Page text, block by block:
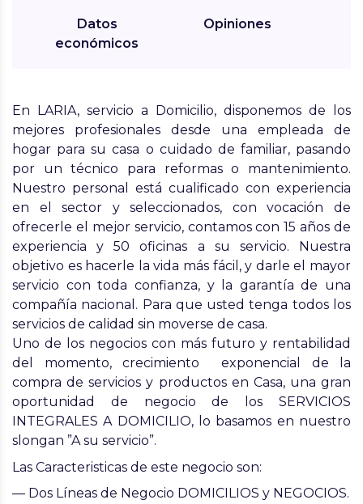
Datos
económicos
Opiniones
En LARIA, servicio a Domicilio, disponemos de los
mejores profesionales desde una empleada de
hogar para su casa o cuidado de familiar, pasando
por untécnico para reformaso mantenimiento.
Nuestro personal está cualificado con experiencia
en el sector y seleccionados, con vocación de
ofrecerle el mejor servicio, contamos con 15 años de
experiencia y 50 oficinas a su servicio. Nuestra
objetivo es hacerle la vida más fácil, y darle el mayor
servicio con toda confianza, y la garantía de una
compañía nacional. Para que usted tenga todos los
servicios de calidad sin moverse de casa.
Uno de los negocios con más futuro y rentabilidad
del momento, crecimiento exponencial de la
compra de servicios y productos en Casa, una gran
oportunidad de negocio de los SERVICIOS
INTEGRALES A DOMICILIO, lo basamos en nuestro
slongan ”A su servicio”.
Las Caracteristicas de este negocio son:
— Dos Líneas de Negocio DOMICILIOS y NEGOCIOS.